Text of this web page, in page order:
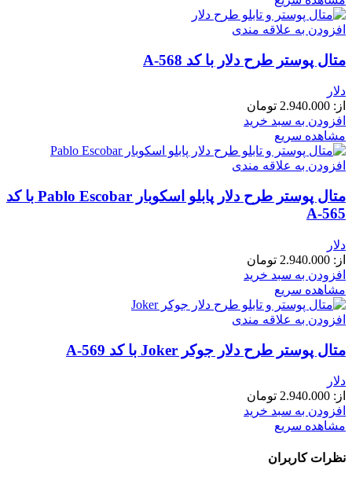
افزودن به علاقه مندی
متال پوستر طرح دلار با کد A-568
دلار
از: 2.940.000 تومان
افزودن به سبد خرید
مشاهده سریع
افزودن به علاقه مندی
متال پوستر طرح دلار پابلو اسکوبار Pablo Escobar با کد
A-565
دلار
از: 2.940.000 تومان
افزودن به سبد خرید
مشاهده سریع
افزودن به علاقه مندی
متال پوستر طرح دلار جوکر Joker با کد A-569
دلار
از: 2.940.000 تومان
افزودن به سبد خرید
مشاهده سریع
نظرات کاربران